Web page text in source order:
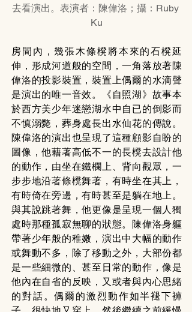
去看演出。表演者：陳偉洛；攝：Ruby
Ku
房間內，幾張木條櫈將本來的石櫈延
伸，形成河道般的空間，一角落放著陳
偉洛的投影裝置，裝置上偶爾的水滴聲
是演出的唯一音效。《自照湖》故事本
於西方美少年迷戀湖水中自已的倒影而
不慎溺斃，葬身處長出水仙花的傳說。
陳偉洛的演出也呈現了這種顧影自盼的
圖像，他藉著高低不一的長櫈去設計他
的動作，由坐在鐵欄上、背向觀眾，一
步步地沿著條櫈舞著，有時坐在其上，
有時倚在旁邊，有時甚至是躺在地上。
與其說跳著舞，他更像是呈現一個人獨
處時那種孤寂無聊的狀態。陳偉洛身軀
帶著少年般的稚嫩，演出中大幅的動作
或舞動不多，除了移動之外，大部份都
是一些細微的、甚至日常的動作，像是
他內在自省的反映，又或者與內心思緒
的對話。偶爾的激烈動作如半褪下褲